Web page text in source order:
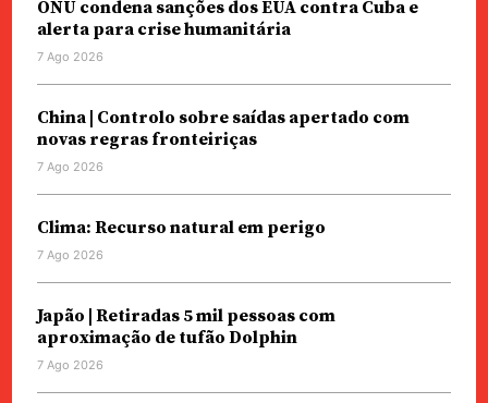
ONU condena sanções dos EUA contra Cuba e
alerta para crise humanitária
7 Ago 2026
China | Controlo sobre saídas apertado com
novas regras fronteiriças
7 Ago 2026
Clima: Recurso natural em perigo
7 Ago 2026
Japão | Retiradas 5 mil pessoas com
aproximação de tufão Dolphin
7 Ago 2026